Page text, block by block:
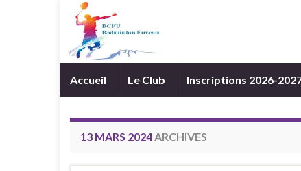
Accueil Le Club Inscriptions 2026-
13 MARS 2024ARCHIVES